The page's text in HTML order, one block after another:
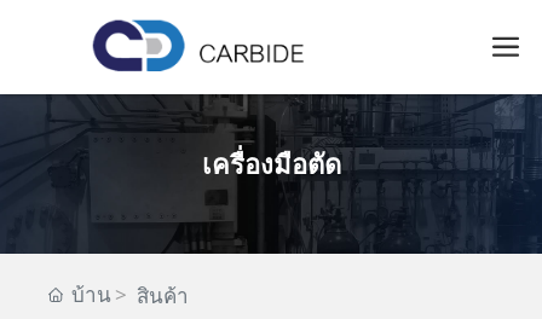
เครื่องมือตัด
บ้าน สินค้า